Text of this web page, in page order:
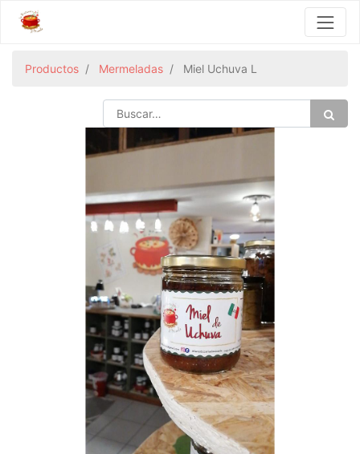
Productos Mermeladas Miel Uchuva L